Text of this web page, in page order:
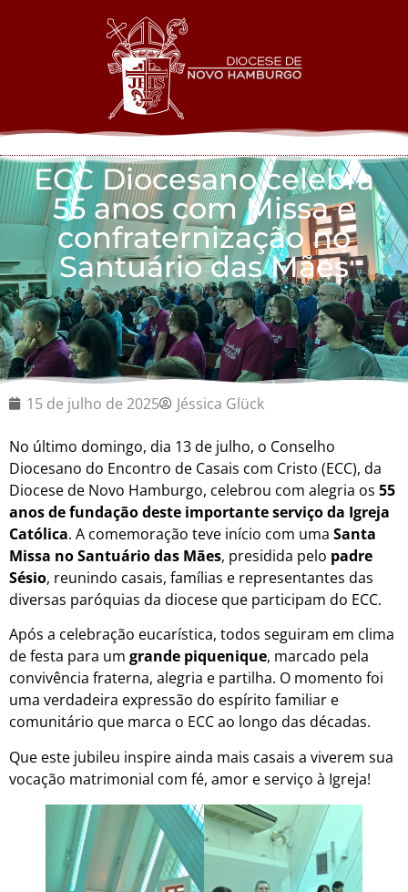
ECC Diocesano celebra
55 anos com Missa e
confraternização no
Santuário das Mães
15 de julho de 2025 Jéssica Glück
No último domingo, dia 13 de julho, o Conselho
Diocesano do Encontro de Casais com Cristo (ECC), da
Diocese de Novo Hamburgo, celebrou com alegria os 55
anos de fundação deste importante serviço da Igreja
Católica. A comemoração teve início com uma Santa
Missa no Santuário das Mães, presidida pelo padre
Sésio, reunindo casais, famílias e representantes das
diversas paróquias da diocese que participam do ECC.
Após a celebração eucarística, todos seguiram em clima
de festa para um grande piquenique, marcado pela
convivência fraterna, alegria e partilha. O momento foi
uma verdadeira expressão do espírito familiar e
comunitário que marca o ECC ao longo das décadas.
Que este jubileu inspire ainda mais casais a viverem sua
vocação matrimonial com fé, amor e serviço à Igreja!